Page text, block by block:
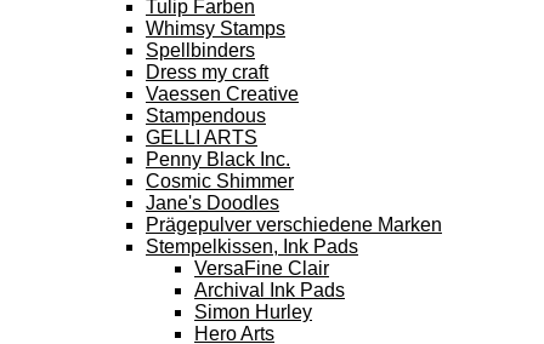
Tulip Farben
Whimsy Stamps
Spellbinders
Dress my craft
Vaessen Creative
Stampendous
GELLI ARTS
Penny Black Inc.
Cosmic Shimmer
Jane's Doodles
Prägepulver verschiedene Marken
Stempelkissen, Ink Pads
VersaFine Clair
Archival Ink Pads
Simon Hurley
Hero Arts